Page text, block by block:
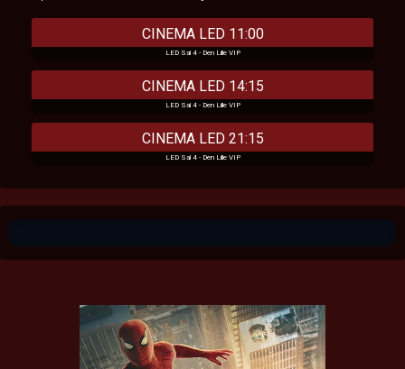
LED Sal 4 - Den Lille VIP
CINEMA LED 11:00
LED Sal 4 - Den Lille VIP
CINEMA LED 14:15
LED Sal 4 - Den Lille VIP
CINEMA LED 21:15